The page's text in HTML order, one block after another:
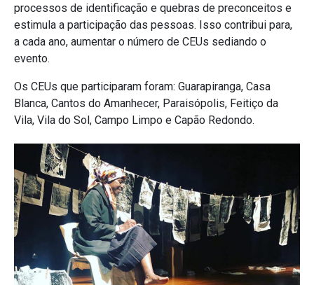
processos de identificação e quebras de preconceitos e
estimula a participação das pessoas. Isso contribui para,
a cada ano, aumentar o número de CEUs sediando o
evento.
Os CEUs que participaram foram: Guarapiranga, Casa
Blanca, Cantos do Amanhecer, Paraisópolis, Feitiço da
Vila, Vila do Sol, Campo Limpo e Capão Redondo.